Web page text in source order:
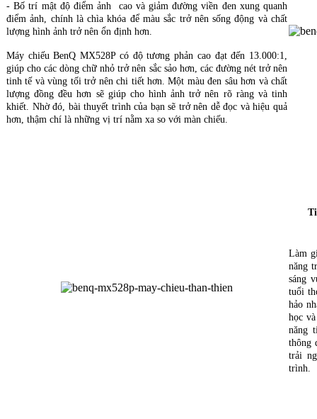
- Bố trí mật độ điểm ảnh cao và giảm đường viền đen xung quanh
điểm ảnh, chính là chìa khóa để màu sắc trở nên sống động và chất
lượng hình ảnh trở nên ổn định hơn.
Máy chiếu BenQ MX528P có độ tương phản cao đạt đến 13.000:1,
giúp cho các dòng chữ nhỏ trở nên sắc sảo hơn, các đường nét trở nên
tinh tế và vùng tối trở nên chi tiết hơn. Một màu đen sâu hơn và chất
lượng đồng đều hơn sẽ giúp cho hình ảnh trở nên rõ ràng và tinh
khiết. Nhờ đó, bài thuyết trình của bạn sẽ trở nên dễ đọc và hiệu quả
hơn, thậm chí là những vị trí nằm xa so với màn chiếu.
Làm
năng
sáng
tuổi
hảo
học
năng
thông
trải
trình.